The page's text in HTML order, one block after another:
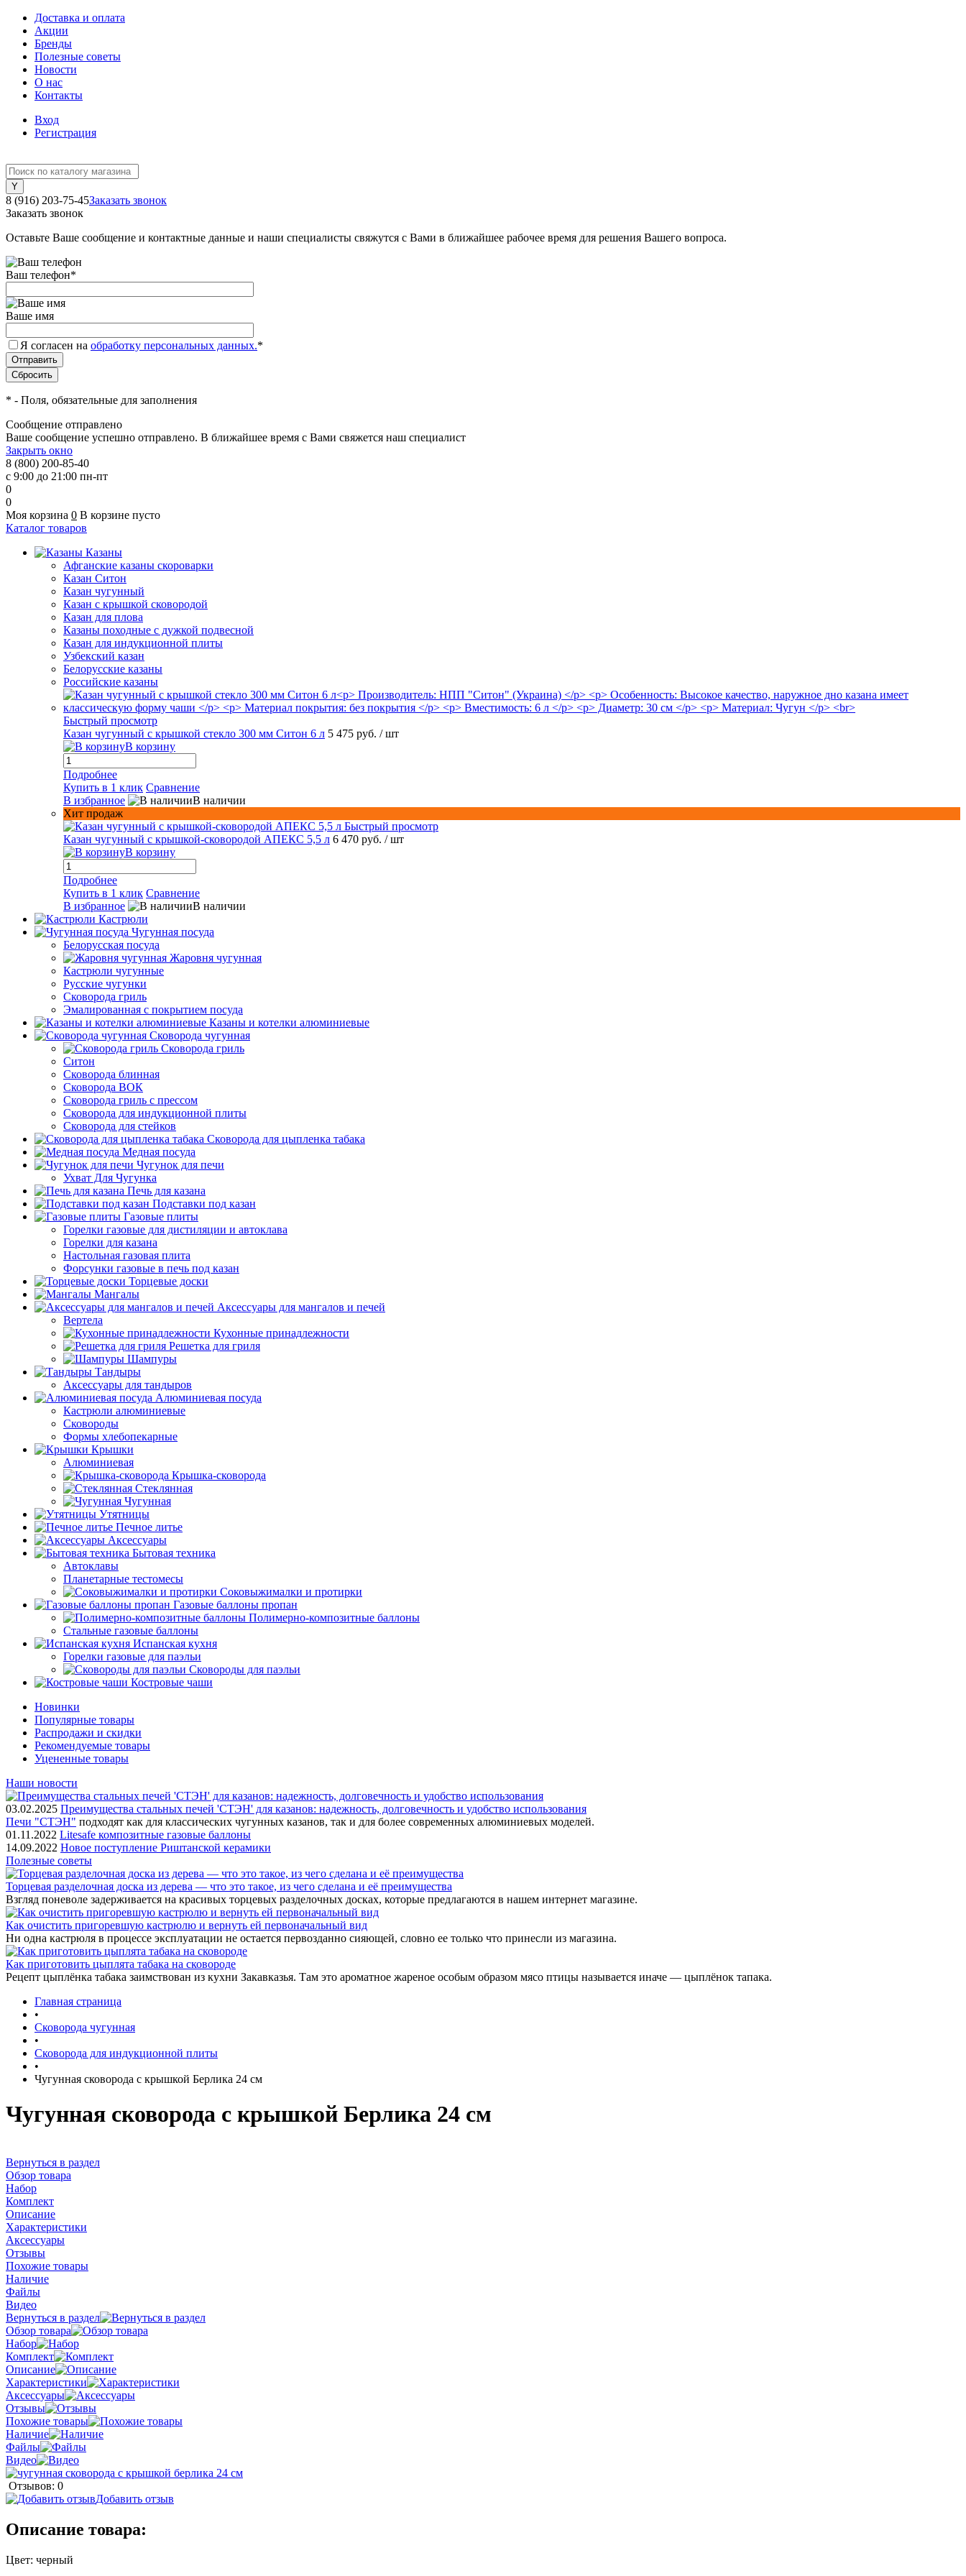
Доставка и оплата
Акции
Бренды
Полезные советы
Новости
О нас
Контакты
Вход
Регистрация
8 (916) 203-75-45Заказать звонок
Заказать звонок
Оставьте Ваше сообщение и контактные данные и наши специалисты свяжутся с Вами в ближайшее рабочее время для решения Вашего вопроса.
Ваш телефон*
Ваше имя
Я согласен на обработку персональных данных.*
* - Поля, обязательные для заполнения
Сообщение отправлено
Ваше сообщение успешно отправлено. В ближайшее время с Вами свяжется наш специалист
Закрыть окно
8 (800) 200-85-40
с 9:00 до 21:00 пн-пт
0
0
Моя корзина 0 В корзине пусто
Каталог товаров
Казаны
Афганские казаны скороварки
Казан Ситон
Казан чугунный
Казан с крышкой сковородой
Казан для плова
Казаны походные с дужкой подвесной
Казан для индукционной плиты
Узбекский казан
Белорусские казаны
Российские казаны
Быстрый просмотр
Казан чугунный с крышкой стекло 300 мм Ситон 6 л 5 475 руб. / шт
В корзину
Подробнее
Купить в 1 клик Сравнение
В избранное
В наличии
Хит продаж
Быстрый просмотр
Казан чугунный с крышкой-сковородой АПЕКС 5,5 л 6 470 руб. / шт
В корзину
Подробнее
Купить в 1 клик Сравнение
В избранное
В наличии
Кастрюли
Чугунная посуда
Белорусская посуда
Жаровня чугунная
Кастрюли чугунные
Русские чугунки
Сковорода гриль
Эмалированная с покрытием посуда
Казаны и котелки алюминиевые
Сковорода чугунная
Сковорода гриль
Ситон
Сковорода блинная
Сковорода ВОК
Сковорода гриль с прессом
Сковорода для индукционной плиты
Сковорода для стейков
Сковорода для цыпленка табака
Медная посуда
Чугунок для печи
Ухват Для Чугунка
Печь для казана
Подставки под казан
Газовые плиты
Горелки газовые для дистиляции и автоклава
Горелки для казана
Настольная газовая плита
Форсунки газовые в печь под казан
Торцевые доски
Мангалы
Аксессуары для мангалов и печей
Вертела
Кухонные принадлежности
Решетка для гриля
Шампуры
Тандыры
Аксессуары для тандыров
Алюминиевая посуда
Кастрюли алюминиевые
Сковороды
Формы хлебопекарные
Крышки
Алюминиевая
Крышка-сковорода
Стеклянная
Чугунная
Утятницы
Печное литье
Аксессуары
Бытовая техника
Автоклавы
Планетарные тестомесы
Соковыжималки и протирки
Газовые баллоны пропан
Полимерно-композитные баллоны
Стальные газовые баллоны
Испанская кухня
Горелки газовые для паэльи
Сковороды для паэльи
Костровые чаши
Новинки
Популярные товары
Распродажи и скидки
Рекомендуемые товары
Уцененные товары
Наши новости
03.02.2025 Преимущества стальных печей 'СТЭН' для казанов: надежность, долговечность и удобство использования
Печи "СТЭН" подходят как для классических чугунных казанов, так и для более современных алюминиевых моделей.
01.11.2022 Litesafe композитные газовые баллоны
14.09.2022 Новое поступление Риштанской керамики
Полезные советы
Торцевая разделочная доска из дерева — что это такое, из чего сделана и её преимущества
Взгляд поневоле задерживается на красивых торцевых разделочных досках, которые предлагаются в нашем интернет магазине.
Как очистить пригоревшую кастрюлю и вернуть ей первоначальный вид
Ни одна кастрюля в процессе эксплуатации не остается первозданно сияющей, словно ее только что принесли из магазина.
Как приготовить цыплята табака на сковороде
Рецепт цыплёнка табака заимствован из кухни Закавказья. Там это ароматное жареное особым образом мясо птицы называется иначе — цыплёнок тапака.
Главная страница
•
Сковорода чугунная
•
Сковорода для индукционной плиты
•
Чугунная сковорода с крышкой Берлика 24 см
Чугунная сковорода с крышкой Берлика 24 см
Вернуться в раздел
Обзор товара
Набор
Комплект
Описание
Характеристики
Аксессуары
Отзывы
Похожие товары
Наличие
Файлы
Видео
Вернуться в раздел
Обзор товара
Набор
Комплект
Описание
Характеристики
Аксессуары
Отзывы
Похожие товары
Наличие
Файлы
Видео
Отзывов: 0
Добавить отзыв
Описание товара:
Цвет: черный